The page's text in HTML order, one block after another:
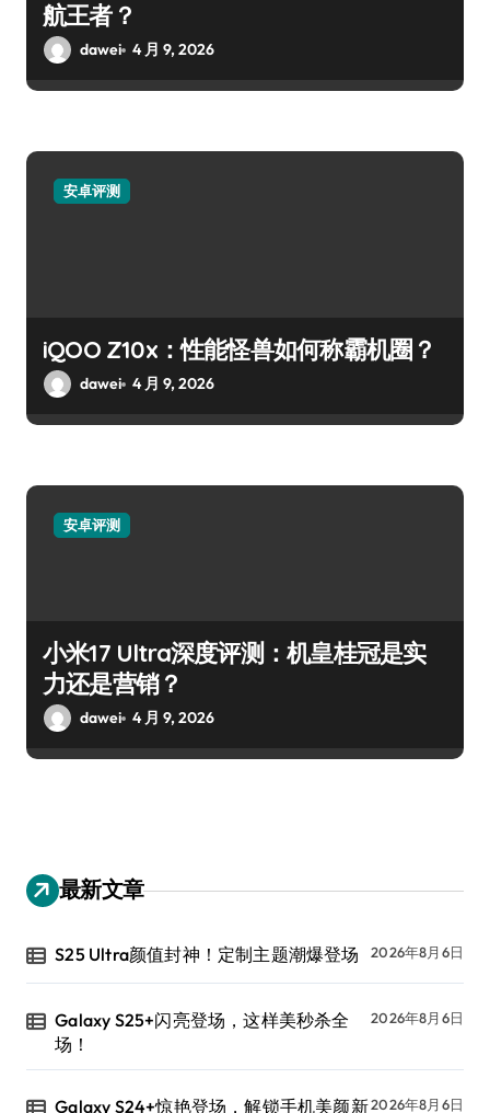
航王者？
dawei 4 月 9, 2026
安卓评测
iQOO Z10x：性能怪兽如何称霸机圈？
dawei 4 月 9, 2026
安卓评测
小米17 Ultra深度评测：机皇桂冠是实
力还是营销？
dawei 4 月 9, 2026
最新文章
S25 Ultra颜值封神！定制主题潮爆登场 2026年8月6日
Galaxy S25+闪亮登场，这样美秒杀全
场！
2026年8月6日
Galaxy S24+惊艳登场，解锁手机美颜新2026年8月6日